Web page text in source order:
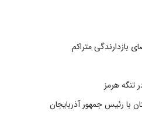
بازدارندگی متراکم
تنگه هرمز
با رئیس جمهور آذربایجان